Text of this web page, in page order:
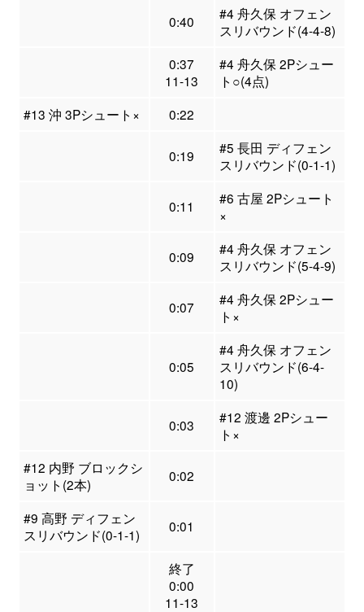
0:40
#4 舟久保 オフェン
スリバウンド(4-4-8)
0:37
11-13
#4 舟久保 2Pシュー
ト○(4点)
#13 沖 3Pシュート×
0:22
0:19
#5 長田 ディフェン
スリバウンド(0-1-1)
0:11
#6 古屋 2Pシュート
×
0:09
#4 舟久保 オフェン
スリバウンド(5-4-9)
0:07
#4 舟久保 2Pシュー
ト×
0:05
#4 舟久保 オフェン
スリバウンド(6-4-
10)
0:03
#12 渡邊 2Pシュー
ト×
#12 内野 ブロックシ
ョット(2本)
0:02
#9 高野 ディフェン
スリバウンド(0-1-1)
0:01
終了
0:00
11-13